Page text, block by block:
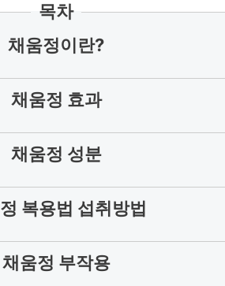
목차
채움정이란?
채움정 효과
채움정 성분
복용법 섭취방법
채움정 부작용